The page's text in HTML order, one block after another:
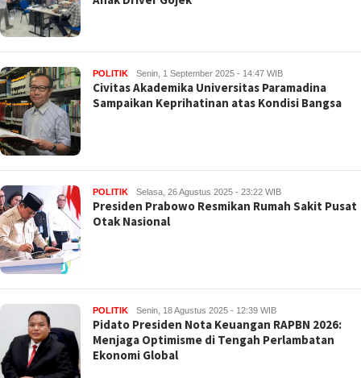
POLITIK Senin, 1 September 2025 - 14:47 WIB
Civitas Akademika Universitas Paramadina
Sampaikan Keprihatinan atas Kondisi Bangsa
POLITIK Selasa, 26 Agustus 2025 - 23:22 WIB
Presiden Prabowo Resmikan Rumah Sakit Pusat
Otak Nasional
POLITIK Senin, 18 Agustus 2025 - 12:39 WIB
Pidato Presiden Nota Keuangan RAPBN 2026:
Menjaga Optimisme di Tengah Perlambatan
Ekonomi Global